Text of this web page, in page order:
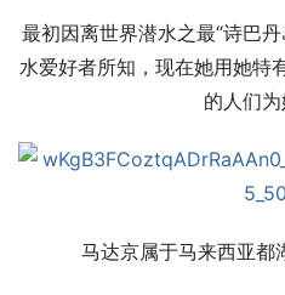
最初因离世界潜水之最“诗巴
水爱好者所知，现在她用她特
的人们
马达京属于马来西亚都